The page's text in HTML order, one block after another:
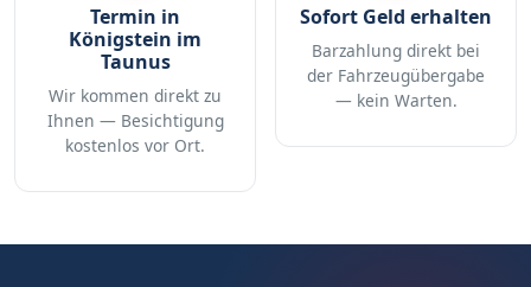
Termin in
Königstein im
Taunus
Wir kommen direkt zu
Ihnen — Besichtigung
kostenlos vor Ort.
Sofort Geld erhalten
Barzahlung direkt bei
der Fahrzeugübergabe
— kein Warten.